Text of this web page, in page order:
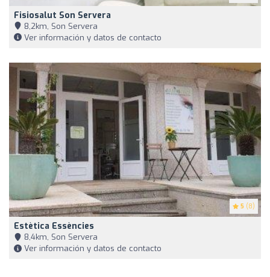
Fisiosalut Son Servera
8,2km, Son Servera
Ver información y datos de contacto
5 (8)
Estètica Essències
8,4km, Son Servera
Ver información y datos de contacto